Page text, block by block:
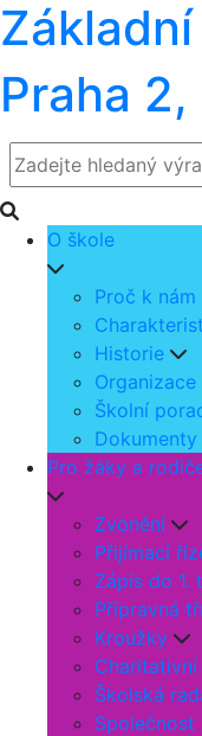
Praha
O škole
Proč k nám
Historie
Školní
Dokumenty
Pro žáky a
Zvonění
Přijímací
Zápis do 1.
Přípravná
Kroužky
Charitativní
Školská
Společnost